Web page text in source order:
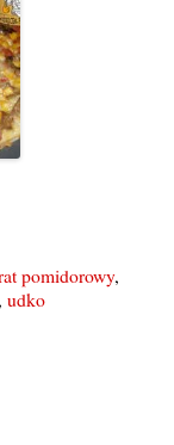
pomidorowy,
, udko